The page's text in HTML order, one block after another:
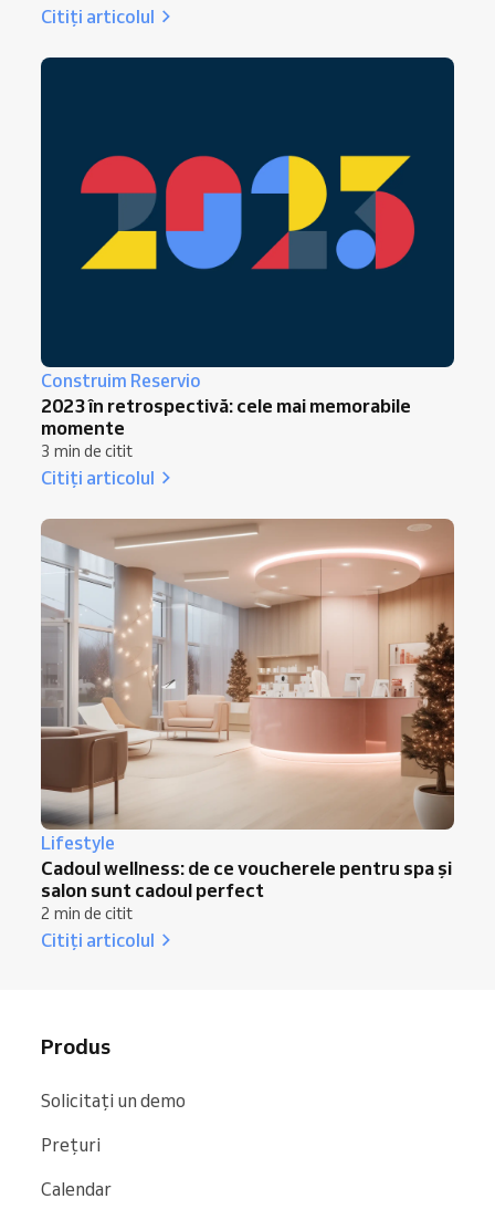
Citiți articolul
Construim Reservio
2023 în retrospectivă: cele mai memorabile
momente
3 min de citit
Citiți articolul
Lifestyle
Cadoul wellness: de ce voucherele pentru spa și
salon sunt cadoul perfect
2 min de citit
Citiți articolul
Produs
Solicitați un demo
Prețuri
Calendar